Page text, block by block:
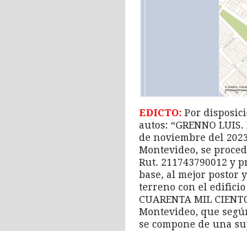
EDICTO: Por
autos: “GRENNO
de noviembre del
Montevideo, se
Rut. 211743790012 y
base, al mejor postor
terreno con el edificio
CUARENTA MIL
Montevideo, que
se compone de una